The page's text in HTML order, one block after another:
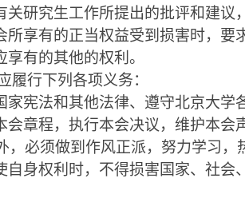
关研究生工作所提出的批评和建议
所享有的正当权益受到损害时，要
享有的其他的权利。
履行下列各项义务：
家宪法和其他法律、遵守北京大学
会章程，执行本会决议，维护本
，必须做到作风正派，努力学习，
自身权利时，不得损害国家、社